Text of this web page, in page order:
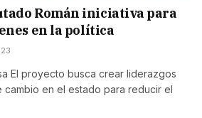
Román iniciativa para
en la política
El proyecto busca crear liderazgos
en el estado para reducir el